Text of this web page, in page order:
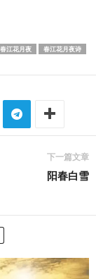
春江花月夜
春江花月夜诗
下一篇文章
阳春白雪